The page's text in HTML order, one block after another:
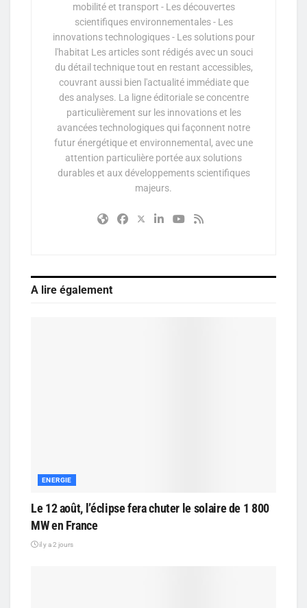
mobilité et transport - Les découvertes
scientifiques environnementales - Les
innovations technologiques - Les solutions pour
l'habitat Les articles sont rédigés avec un souci
du détail technique tout en restant accessibles,
couvrant aussi bien l'actualité immédiate que
des analyses. La ligne éditoriale se concentre
particulièrement sur les innovations et les
avancées technologiques qui façonnent notre
futur énergétique et environnemental, avec une
attention particulière portée aux solutions
durables et aux développements scientifiques
majeurs.
A lire également
ENERGIE
Le 12 août, l’éclipse fera chuter le solaire de 1 800
MW en France
il y a 2 jours